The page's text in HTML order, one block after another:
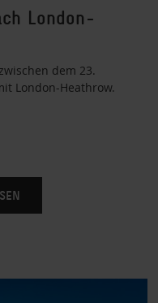
London-
dem 23.
London-Heathrow.